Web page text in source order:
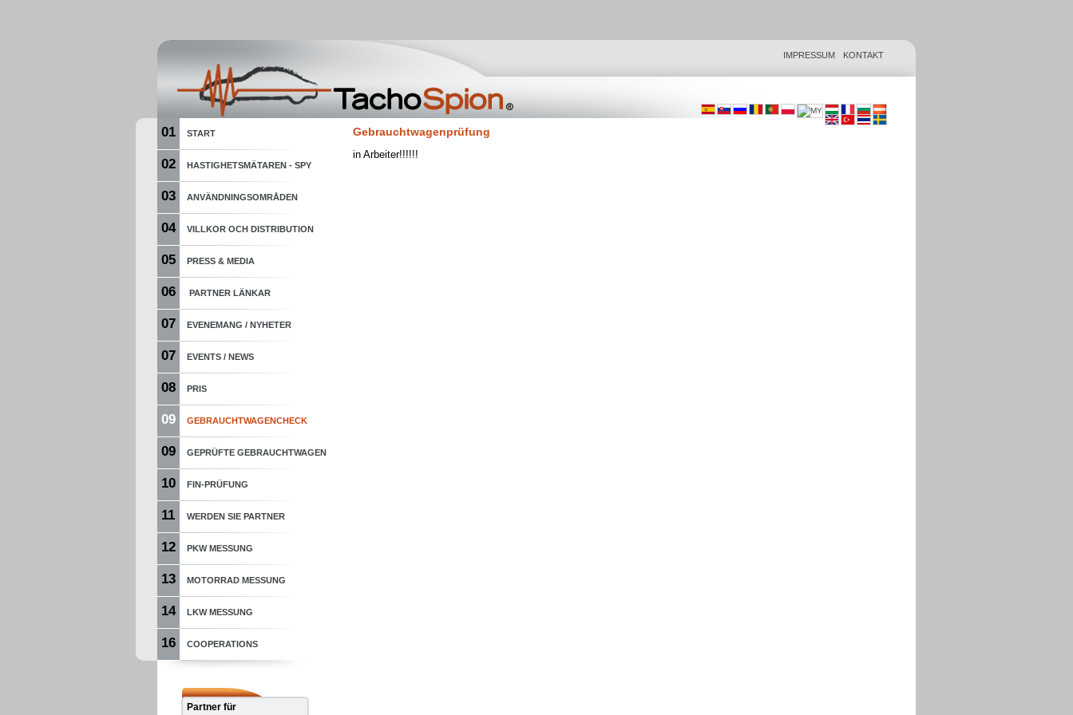
IMPRESSUM KONTAKT
01 START
02 HASTIGHETSMÄTAREN - SPY
03 ANVÄNDNINGSOMRÅDEN
04 VILLKOR OCH DISTRIBUTION
05 PRESS & MEDIA
06 PARTNER LÄNKAR
07 EVENEMANG / NYHETER
07 EVENTS / NEWS
08 PRIS
09 GEBRAUCHTWAGENCHECK
09 GEPRÜFTE GEBRAUCHTWAGEN
10 FIN-PRÜFUNG
11 WERDEN SIE PARTNER
12 PKW MESSUNG
13 MOTORRAD MESSUNG
14 LKW MESSUNG
16 COOPERATIONS
Partner für
Gebrauchtwagenprüfung
in Arbeiter!!!!!!